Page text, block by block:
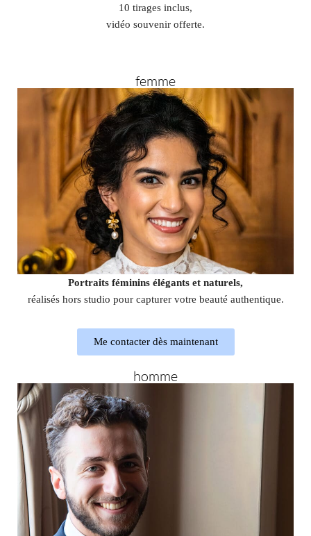
10 tirages inclus,
vidéo souvenir offerte.
femme
Portraits féminins élégants et naturels,
réalisés hors studio pour capturer votre beauté authentique.
Me contacter dès maintenant
homme